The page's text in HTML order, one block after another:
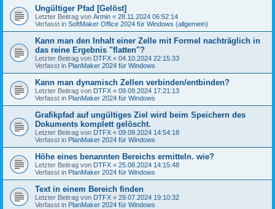
Ungültiger Pfad [Gelöst]
Letzter Beitrag von Armin « 28.11.2024 06:52:14
Verfasst in SoftMaker Office 2024 für Windows (allgemein)
Kann man den Inhalt einer Zelle mit Formel nachträglich in
das reine Ergebnis "flatten"?
Letzter Beitrag von DTFX « 04.10.2024 22:15:33
Verfasst in PlanMaker 2024 für Windows
Kann man dynamisch Zellen verbinden/entbinden?
Letzter Beitrag von DTFX « 09.09.2024 17:21:13
Verfasst in PlanMaker 2024 für Windows
Grafikpfad auf ungültiges Ziel wird beim Speichern des
Dokuments komplett gelöscht.
Letzter Beitrag von DTFX « 09.09.2024 14:54:18
Verfasst in PlanMaker 2024 für Windows
Höhe eines benannten Bereichs ermitteln. wie?
Letzter Beitrag von DTFX « 25.08.2024 14:15:48
Verfasst in PlanMaker 2024 für Windows
Text in einem Bereich finden
Letzter Beitrag von DTFX « 29.07.2024 19:10:32
Verfasst in PlanMaker 2024 für Windows